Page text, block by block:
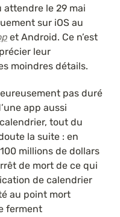
attendre le 29 mai
sur iOS au
et Android. Ce n’est
leur
moindres détails.
pas duré
app aussi
tout du
la suite : en
millions de dollars
de mort de ce qui
de calendrier
au point mort
ferment